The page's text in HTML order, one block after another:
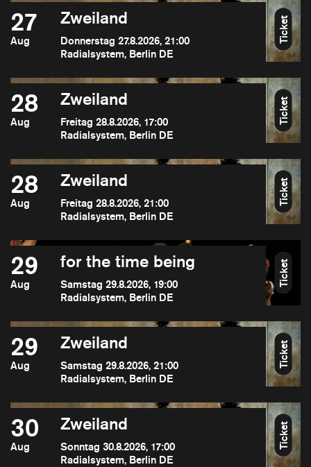
27
Aug
Zweiland
Donnerstag 27.8.2026, 21:00
Radialsystem, Berlin DE
Ticket
28
Aug
Zweiland
Freitag 28.8.2026, 17:00
Radialsystem, Berlin DE
Ticket
28
Aug
Zweiland
Freitag 28.8.2026, 21:00
Radialsystem, Berlin DE
Ticket
29
Aug
for the time being
Samstag 29.8.2026, 19:00
Radialsystem, Berlin DE
Ticket
29
Aug
Zweiland
Samstag 29.8.2026, 21:00
Radialsystem, Berlin DE
Ticket
30
Aug
Zweiland
Sonntag 30.8.2026, 17:00
Radialsystem, Berlin DE
Ticket